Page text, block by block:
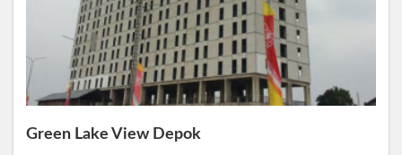
Green Lake View Depok